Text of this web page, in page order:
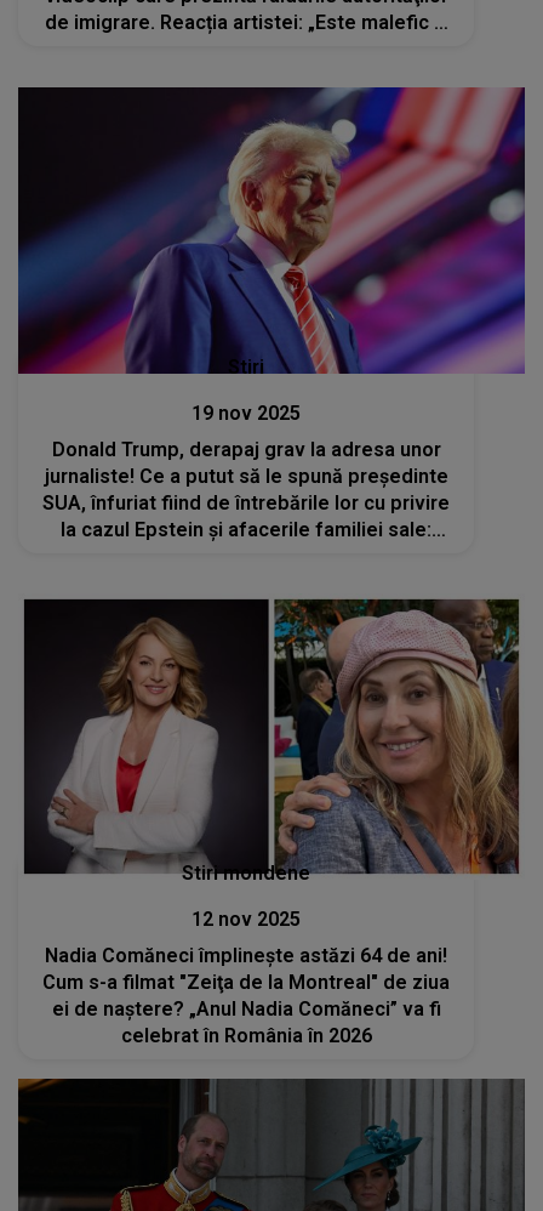
de imigrare. Reacția artistei: „Este malefic şi
Stiri
19 nov 2025
Donald Trump, derapaj grav la adresa unor
jurnaliste! Ce a putut să le spună președinte
SUA, înfuriat fiind de întrebările lor cu privire
la cazul Epstein și afacerile familiei sale:
Stiri mondene
12 nov 2025
Nadia Comăneci împlinește astăzi 64 de ani!
Cum s-a filmat "Zeiţa de la Montreal" de ziua
ei de naștere? „Anul Nadia Comăneci” va fi
celebrat în România în 2026